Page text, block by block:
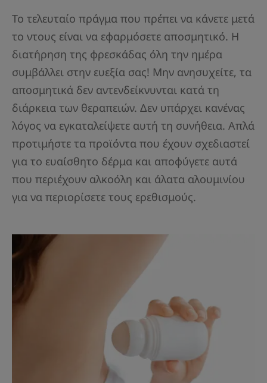
Το τελευταίο πράγμα που πρέπει να κάνετε μετά
το ντους είναι να εφαρμόσετε αποσμητικό. Η
διατήρηση της φρεσκάδας όλη την ημέρα
συμβάλλει στην ευεξία σας! Μην ανησυχείτε, τα
αποσμητικά δεν αντενδείκνυνται κατά τη
διάρκεια των θεραπειών. Δεν υπάρχει κανένας
λόγος να εγκαταλείψετε αυτή τη συνήθεια. Απλά
προτιμήστε τα προϊόντα που έχουν σχεδιαστεί
για το ευαίσθητο δέρμα και αποφύγετε αυτά
που περιέχουν αλκοόλη και άλατα αλουμινίου
για να περιορίσετε τους ερεθισμούς.